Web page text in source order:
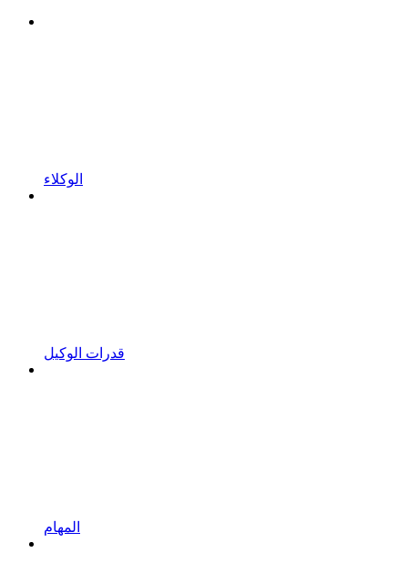
الوكلاء
قدرات الوكيل
المهام